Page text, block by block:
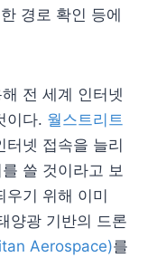
경로 확인 등에
전 세계 인터넷
이다. 월스트리트
터넷 접속을 늘리
쓸 것이라고 보
우기 위해 이미
양광 기반의 드론
Aerospace)를